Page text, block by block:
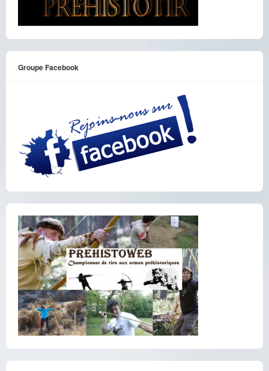
Groupe Facebook